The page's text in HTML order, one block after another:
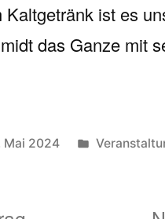
ist es
das Ganze mit
Mai 2024